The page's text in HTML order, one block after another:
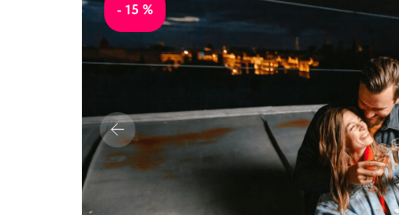
- 15 %